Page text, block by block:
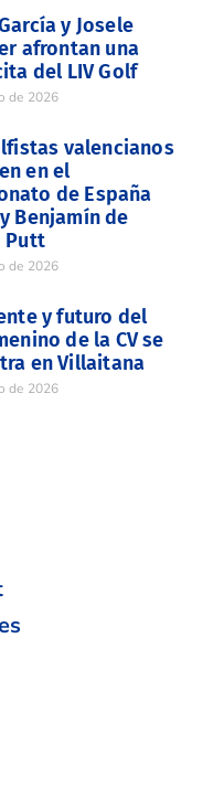
y Josele
afrontan una
del LIV Golf
de 2026
valencianos
en el
de España
Benjamín de
Putt
de 2026
y futuro del
de la CV se
en Villaitana
de 2026